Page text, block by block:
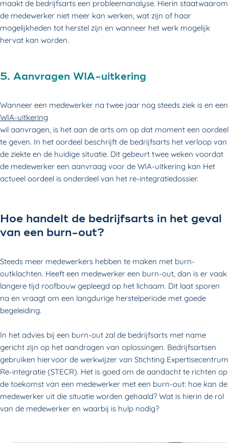
maakt de bedrijfsarts een probleemanalyse. Hierin staatwaarom
de medewerker niet meer kan werken, wat zijn of haar
mogelijkheden tot herstel zijn en wanneer het werk mogelijk
hervat kan worden.
5. Aanvragen WIA-uitkering
Wanneer een medewerker na twee jaar nog steeds ziek is en een
WIA-uitkering
wil aanvragen, is het aan de arts om op dat moment een oordeel
te geven. In het oordeel beschrijft de bedrijfsarts het verloop van
de ziekte en de huidige situatie. Dit gebeurt twee weken voordat
de medewerker een aanvraag voor de WIA-uitkering kan Het
actueel oordeel is onderdeel van het re-integratiedossier.
Hoe handelt de bedrijfsarts in het geval
van een burn-out?
Steeds meer medewerkers hebben te maken met burn-
outklachten. Heeft een medewerker een burn-out, dan is er vaak
langere tijd roofbouw gepleegd op het lichaam. Dit laat sporen
na en vraagt om een langdurige herstelperiode met goede
begeleiding.
In het advies bij een burn-out zal de bedrijfsarts met name
gericht zijn op het aandragen van oplossingen. Bedrijfsartsen
gebruiken hiervoor de werkwijzer van Stichting Expertisecentrum
Re-integratie (STECR). Het is goed om de aandacht te richten op
de toekomst van een medewerker met een burn-out: hoe kan de
medewerker uit die situatie worden gehaald? Wat is hierin de rol
van de medewerker en waarbij is hulp nodig?